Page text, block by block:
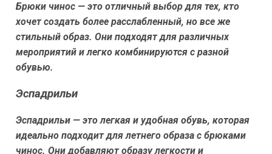
Брюки чинос — это отличный выбор для тех, кто
хочет создать более расслабленный, но все же
стильный образ. Они подходят для различных
мероприятий и легко комбинируются с разной
обувью.
Эспадрильи
Эспадрильи — это легкая и удобная обувь, которая
идеально подходит для летнего образа с брюками
чинос. Они добавляют образу легкости и